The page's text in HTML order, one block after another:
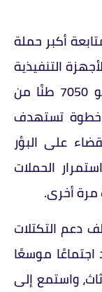
أكبر حملة
التنفيذية
خلال ستة أيام متواصلة في رفع نحو 7050 طنًا من
خطوة تستهدف
على البؤر
الحملات
مرة أخرى.
دعم التكتلات
اجتماعًا موسعًا
واستمع إلى